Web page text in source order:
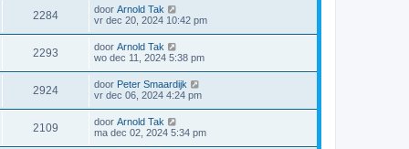
2284 door Arnold Tak
vr dec 20, 2024 10:42 pm
2293 door Arnold Tak
wo dec 11, 2024 5:38 pm
2924 door Peter Smaardijk
vr dec 06, 2024 4:24 pm
2109 door Arnold Tak
ma dec 02, 2024 5:34 pm